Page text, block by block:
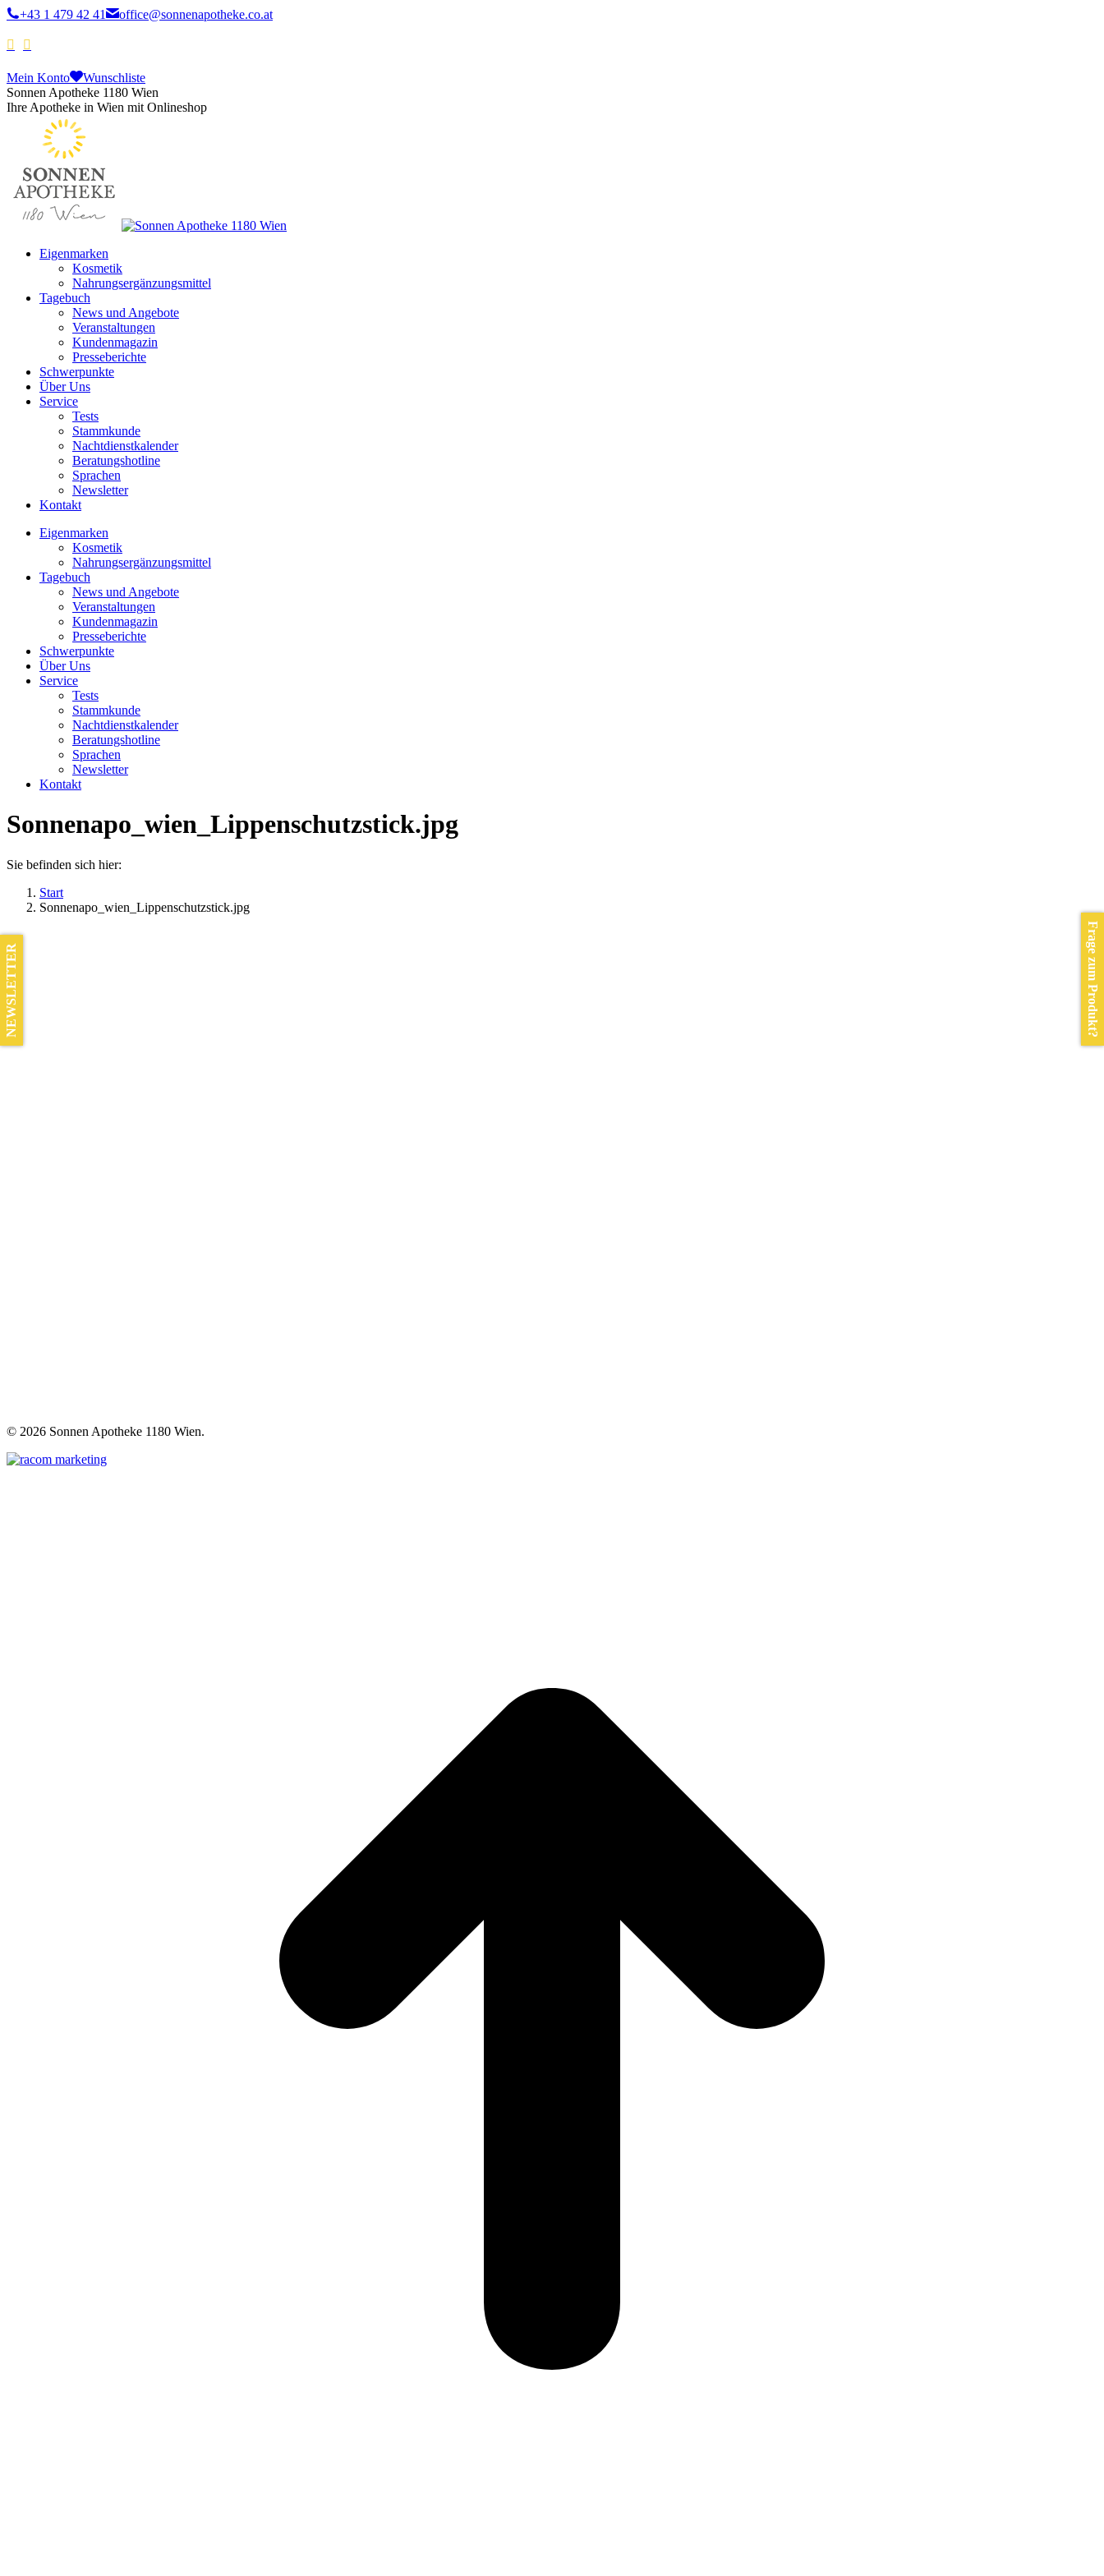
+43 1 479 42 41 office@sonnenapotheke.co.at
Mein Konto
Wunschliste
Sonnen Apotheke 1180 Wien
Ihre Apotheke in Wien mit Onlineshop
Eigenmarken
Kosmetik
Nahrungsergänzungsmittel
Tagebuch
News und Angebote
Veranstaltungen
Kundenmagazin
Presseberichte
Schwerpunkte
Über Uns
Service
Tests
Stammkunde
Nachtdienstkalender
Beratungshotline
Sprachen
Newsletter
Kontakt
Eigenmarken
Kosmetik
Nahrungsergänzungsmittel
Tagebuch
News und Angebote
Veranstaltungen
Kundenmagazin
Presseberichte
Schwerpunkte
Über Uns
Service
Tests
Stammkunde
Nachtdienstkalender
Beratungshotline
Sprachen
Newsletter
Kontakt
Sonnenapo_wien_Lippenschutzstick.jpg
Sie befinden sich hier:
Start
Sonnenapo_wien_Lippenschutzstick.jpg
© 2026 Sonnen Apotheke 1180 Wien.
Frage zum Produkt?
NEWSLETTER